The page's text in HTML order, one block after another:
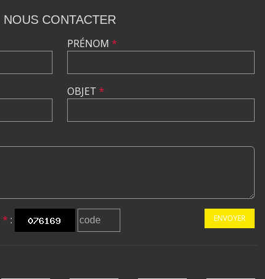
NOUS CONTACTER
PRÉNOM *
OBJET *
* : ENVOYER